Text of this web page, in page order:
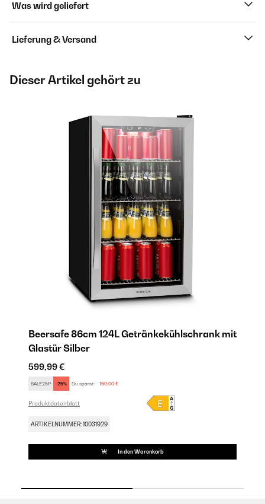
Was wird geliefert
Lieferung & Versand
Dieser Artikel gehört zu
Beersafe 86cm 124L Getränkekühlschrank mit
Glastür​ Silber
599,99 €
SALE25P -25% Du sparst: 150,00 €
Produktdatenblatt
ARTIKELNUMMER: 10031929
In den Warenkorb